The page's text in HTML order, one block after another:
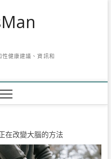
健康建議、資訊和
在改變大腦的方法